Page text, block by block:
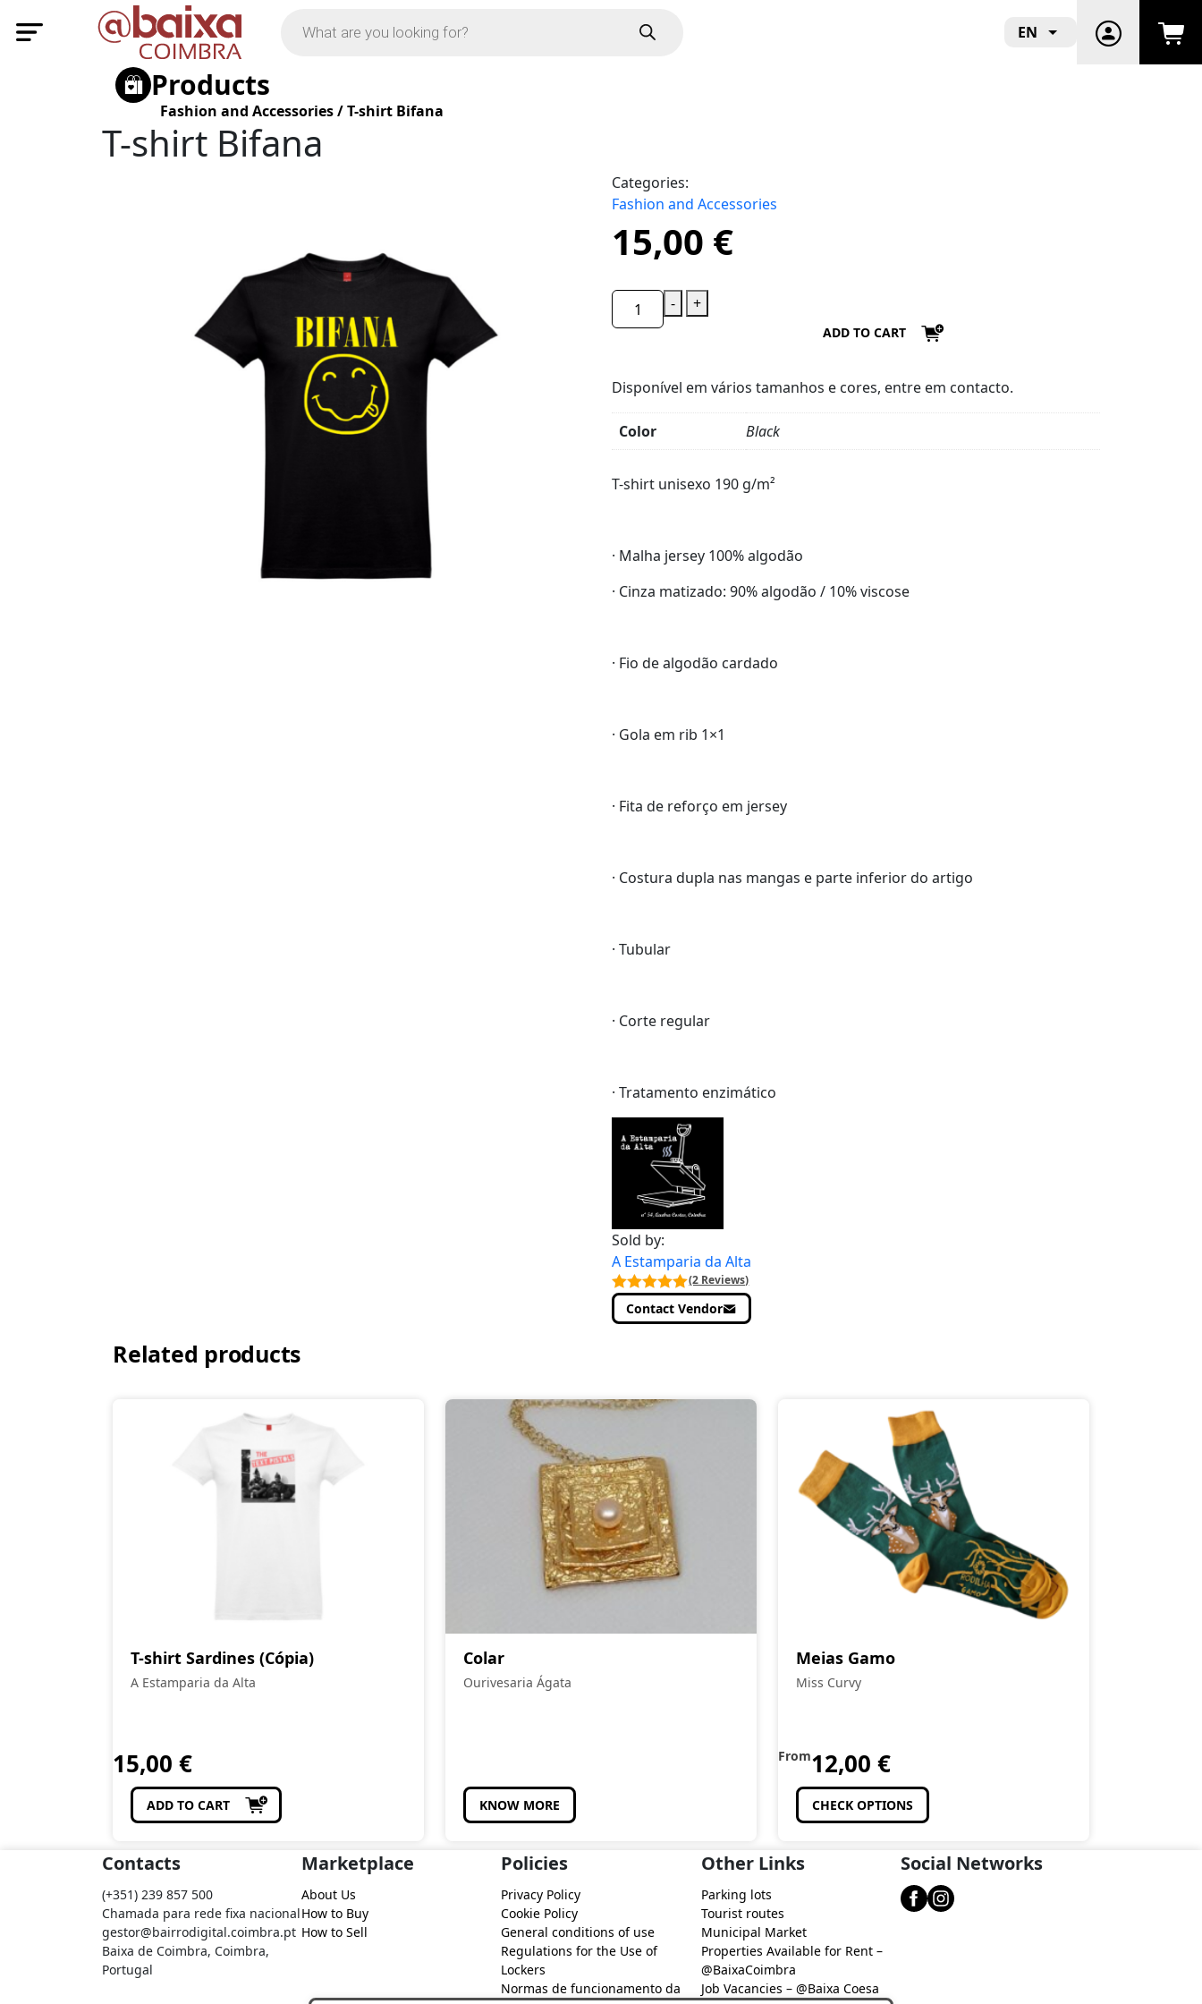
EN
Products
Fashion and Accessories/T-shirt Bifana
T-shirt Bifana
Categories:
Fashion and Accessories
15,00 €
- +
ADD TO CART
Disponível em vários tamanhos e cores, entre em contacto.
Color
Black
Details
T-shirt unisexo 190 g/m²
· Malha jersey 100% algodão
· Cinza matizado: 90% algodão / 10% viscose
· Fio de algodão cardado
· Gola em rib 1×1
· Fita de reforço em jersey
· Costura dupla nas mangas e parte inferior do artigo
· Tubular
· Corte regular
· Tratamento enzimático
Sold by:
A Estamparia da Alta
(2 Reviews)
Contact Vendor
Related products
T-shirt Sardines (Cópia)
A Estamparia da Alta
15,00 €
ADD TO CART
Colar
Ourivesaria Ágata
KNOW MORE
Meias Gamo
Miss Curvy
From12,00 €
CHECK OPTIONS
Contacts
(+351) 239 857 500
Chamada para rede fixa nacional
gestor@bairrodigital.coimbra.pt
Baixa de Coimbra, Coimbra,
Portugal
Marketplace
About Us
How to Buy
How to Sell
Policies
Privacy Policy
Cookie Policy
General conditions of use
Regulations for the Use of
Lockers
Normas de funcionamento da
Other Links
Parking lots
Tourist routes
Municipal Market
Properties Available for Rent –
@BaixaCoimbra
Job Vacancies – @Baixa Coesa
Social Networks